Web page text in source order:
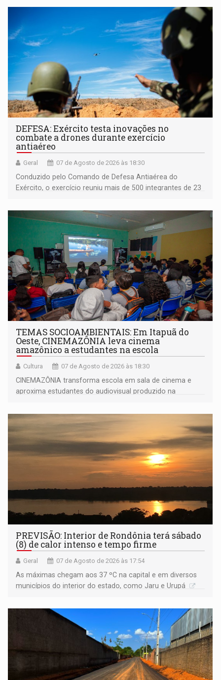
DEFESA: Exército testa inovações no
combate a drones durante exercício
antiaéreo
Geral 07 de Agosto de 2026 às 18:30
Conduzido pelo Comando de Defesa Antiaérea do
Exército, o exercício reuniu mais de 500 integrantes de 23
TEMAS SOCIOAMBIENTAIS: Em Itapuã do
Oeste, CINEMAZÔNIA leva cinema
amazônico a estudantes na escola
Cultura 07 de Agosto de 2026 às 18:30
CINEMAZÔNIA transforma escola em sala de cinema e
aproxima estudantes do audiovisual produzido na
PREVISÃO: Interior de Rondônia terá sábado
(8) de calor intenso e tempo firme
Geral 07 de Agosto de 2026 às 17:54
As máximas chegam aos 37 ºC na capital e em diversos
municípios do interior do estado, como Jaru e Urupá